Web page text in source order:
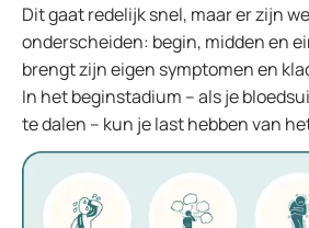
Dit gaat redelijk snel, maar er zijn
onderscheiden: begin, midden en
brengt zijn eigen symptomen en
In het beginstadium – als je
te dalen – kun je last hebben van